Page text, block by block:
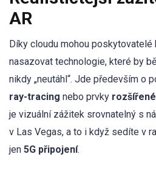
AR
Díky cloudu mohou
nasazovat technologie, které by
nikdy „neutáhl“. Jde především o
ray-tracing nebo prvky
je vizuální zážitek srovnatelný s
v Las Vegas, a to i když sedíte v
jen 5G připojení.